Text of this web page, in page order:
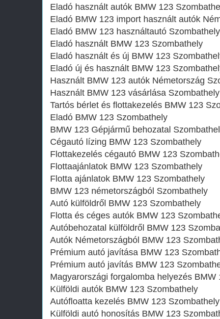
Eladó használt autók BMW 123
Eladó BMW 123 import használt autók
Eladó BMW 123 használtautó Szombathely
Eladó használt BMW 123 Szombathely
Eladó használt és új BMW 123
Eladó új és használt BMW 123
Használt BMW 123 autók Németország
Használt BMW 123 vásárlása Szombathely
Tartós bérlet és flottakezelés BMW 123
Eladó BMW 123 Szombathely
BMW 123 Gépjármű behozatal‎
Cégautó lízing BMW 123 Szombathely
Flottakezelés cégautó BMW 123
Flottaajánlatok BMW 123 Szombathely
Flotta ajánlatok BMW 123 Szombathely
BMW 123 németországból Szombathely
Autó külföldről BMW 123 Szombathely
Flotta és céges autók BMW 123
Autóbehozatal külföldről BMW 123
Autók Németországból‎ BMW 123
Prémium autó javítása BMW 123
Prémium autó javítás BMW 123
Magyarországi forgalomba helyezés BMW
Külföldi autók‎ BMW 123 Szombathely
Autófloatta kezelés BMW 123 Szombathely
Külföldi autó honosítás BMW 123